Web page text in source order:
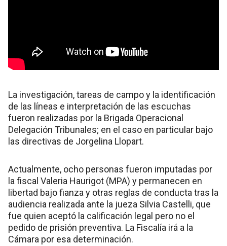
La investigación, tareas de campo y la identificación
de las líneas e interpretación de las escuchas
fueron realizadas por la Brigada Operacional
Delegación Tribunales; en el caso en particular bajo
las directivas de Jorgelina Llopart.
Actualmente, ocho personas fueron imputadas por
la fiscal Valeria Haurigot (MPA) y permanecen en
libertad bajo fianza y otras reglas de conducta tras la
audiencia realizada ante la jueza Silvia Castelli, que
fue quien aceptó la calificación legal pero no el
pedido de prisión preventiva. La Fiscalía irá a la
Cámara por esa determinación.